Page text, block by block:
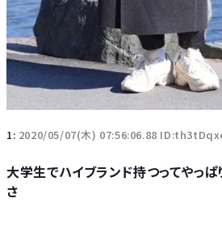
1: 2020/05/07(木) 07:56:06.88
大学生でハイブランド持つってやっ
さ